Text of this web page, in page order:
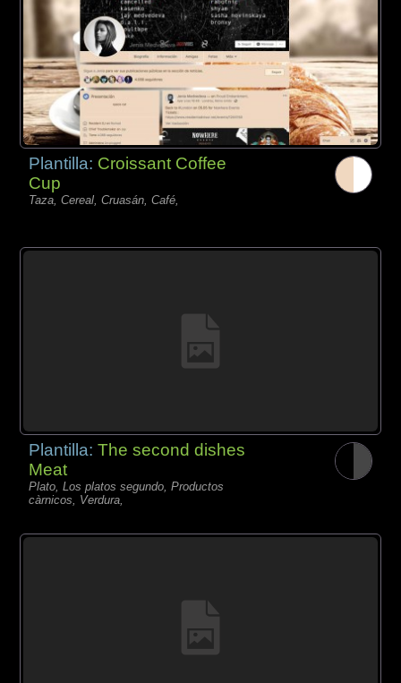
Plantilla: Croissant Coffee
Cup
Taza, Cereal, Cruasán, Café,
Plantilla:The second dishes
Meat
Plato, Los platos segundo, Productos
càrnicos, Verdura,